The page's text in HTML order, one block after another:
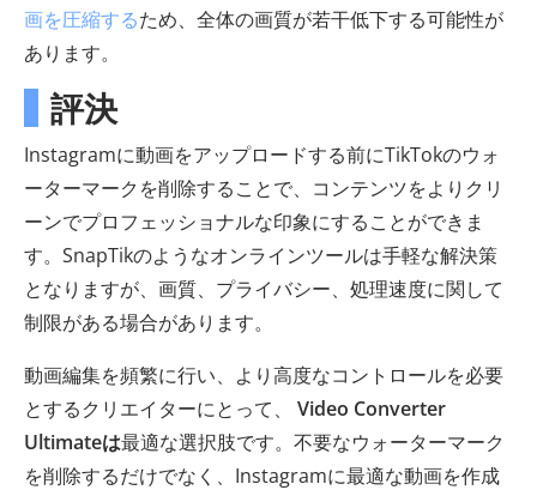
画を圧縮するため、全体の画質が若干低下する可能性が
あります。
評決
Instagramに動画をアップロードする前にTikTokのウォ
ーターマークを削除することで、コンテンツをよりクリ
ーンでプロフェッショナルな印象にすることができま
す。SnapTikのようなオンラインツールは手軽な解決策
となりますが、画質、プライバシー、処理速度に関して
制限がある場合があります。
動画編集を頻繁に行い、より高度なコントロールを必要
とするクリエイターにとって、 Video Converter
Ultimateは最適な選択肢です。不要なウォーターマーク
を削除するだけでなく、Instagramに最適な動画を作成